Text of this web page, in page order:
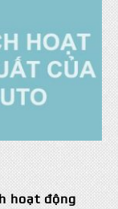
hoạt động